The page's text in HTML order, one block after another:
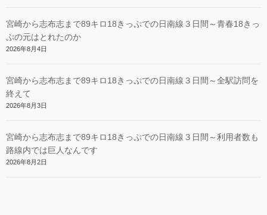
宮崎から志布志まで89キロ18きっぷでの日南線３日間～青春18きっ
ぷの元はとれたのか
2026年8月4日
宮崎から志布志まで89キロ18きっぷでの日南線３日間～全駅訪問を
終えて
2026年8月3日
宮崎から志布志まで89キロ18きっぷでの日南線３日間～利用者数も
路線内では巨人なんです
2026年8月2日